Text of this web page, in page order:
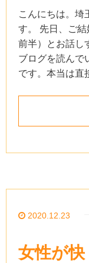
こんにちは。埼
す。 先日、ご
前半）とお話し
ブログを読んで
です。本当は直
2020.12.23
女性が